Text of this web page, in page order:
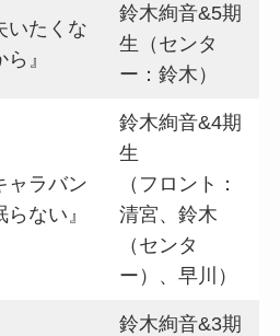
いたくな
』
鈴木絢音&5期
生（センタ
ー：鈴木）
ャラバン
らない』
鈴木絢音&4期
生
（フロント：
清宮、鈴木
（センタ
ー）、早川）
鈴木絢音&3期